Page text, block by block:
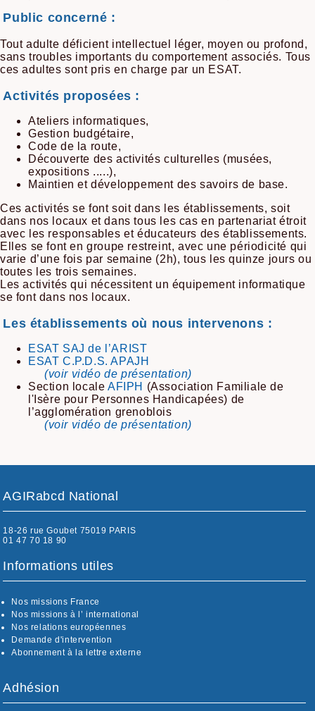
Public concerné :
Tout adulte déficient intellectuel léger, moyen ou profond,
sans troubles importants du comportement associés. Tous
ces adultes sont pris en charge par un ESAT.
Activités proposées :
Ateliers informatiques,
Gestion budgétaire,
Code de la route,
Découverte des activités culturelles (musées,
expositions .....),
Maintien et développement des savoirs de base.
Ces activités se font soit dans les établissements, soit
dans nos locaux et dans tous les cas en partenariat étroit
avec les responsables et éducateurs des établissements.
Elles se font en groupe restreint, avec une périodicité qui
varie d’une fois par semaine (2h), tous les quinze jours ou
toutes les trois semaines.
Les activités qui nécessitent un équipement informatique
se font dans nos locaux.
Les établissements où nous intervenons :
ESAT SAJ de l’ARIST
ESAT C.P.D.S. APAJH
(voir vidéo de présentation)
Section locale AFIPH (Association Familiale de
l'Isère pour Personnes Handicapées) de
l’agglomération grenoblois
(voir vidéo de présentation)
AGIRabcd National
18-26 rue Goubet 75019 PARIS
01 47 70 18 90
Informations utiles
Nos missions France
Nos missions à l’ international
Nos relations européennes
Demande d'intervention
Abonnement à la lettre externe
Adhésion